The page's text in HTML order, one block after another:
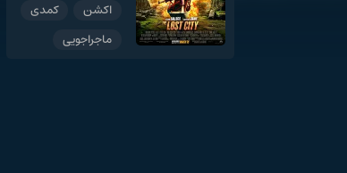
اکشن
کمدی
ماجراجویی